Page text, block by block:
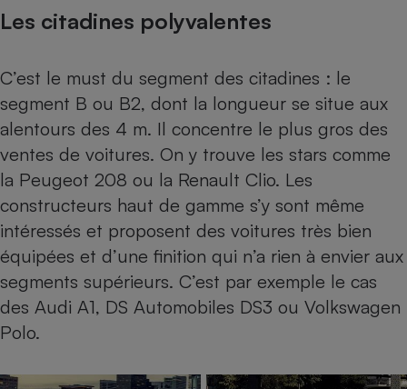
Les citadines polyvalentes
C’est le must du segment des citadines : le
segment B ou B2, dont la longueur se situe aux
alentours des 4 m. Il concentre le plus gros des
ventes de voitures. On y trouve les stars comme
la Peugeot 208 ou la Renault Clio. Les
constructeurs haut de gamme s’y sont même
intéressés et proposent des voitures très bien
équipées et d’une finition qui n’a rien à envier aux
segments supérieurs. C’est par exemple le cas
des Audi A1, DS Automobiles DS3 ou Volkswagen
Polo.